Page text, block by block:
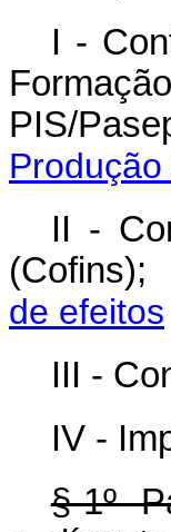
I -
PIS/
II -
de efeitos
III -
IV -
§ 1º